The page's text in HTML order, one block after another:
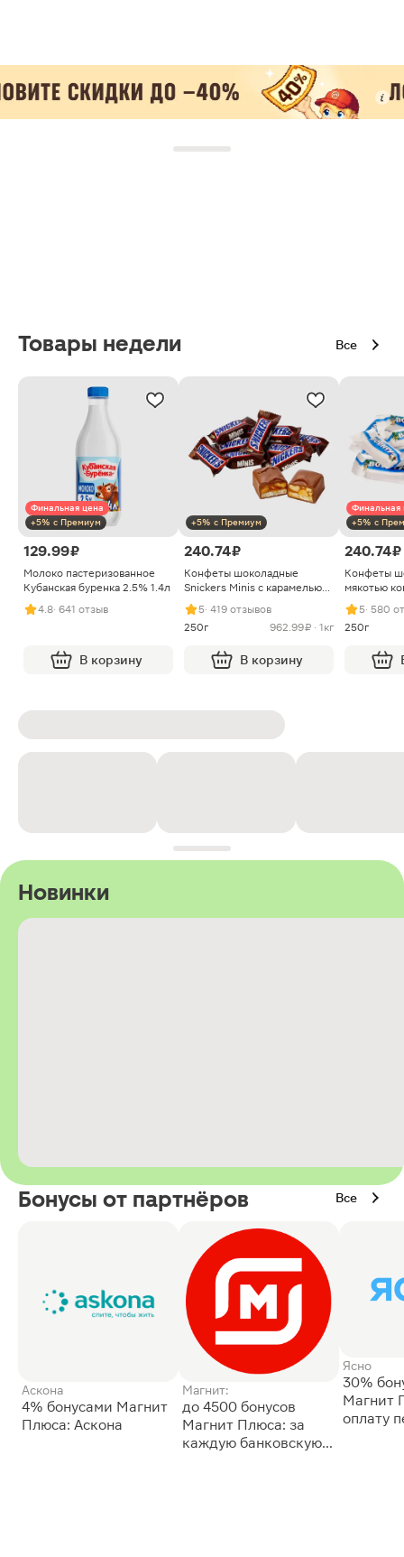
Товары недели Все
Финальная цена
+5% с Премиум
129.99 ₽
Молоко пастеризованное
Кубанская буренка 2.5% 1.4л
4.8· 641 отзыв
В корзину
+5% с Премиум
240.74 ₽
Конфеты шоколадные
Snickers Minis с карамелью
арахисом и нугой
5· 419 отзывов
250г
962.99 ₽ · 1кг
В корзину
Финальная
+5% с
240.74 ₽
Конфеты
мякотью
5· 580
250г
Новинки
Бонусы от партнёров Все
Аскона
4% бонусами Магнит
Плюса: Аскона
Магнит:
до 4500 бонусов
Магнит Плюса: за
каждую банковскую
Ясно
30%
Магнит
оплату